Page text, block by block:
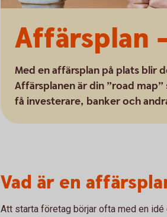
Affärsplan
Med en affärsplan på plats blir
Affärsplanen är din ”road
få investerare, banker och
Vad är en
Att starta företag börjar ofta med en